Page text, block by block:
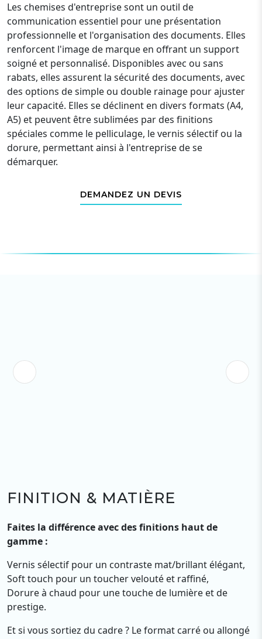
Les chemises d'entreprise sont un outil de
communication essentiel pour une présentation
professionnelle et l'organisation des documents. Elles
renforcent l'image de marque en offrant un support
soigné et personnalisé. Disponibles avec ou sans
rabats, elles assurent la sécurité des documents, avec
des options de simple ou double rainage pour ajuster
leur capacité. Elles se déclinent en divers formats (A4,
A5) et peuvent être sublimées par des finitions
spéciales comme le pelliculage, le vernis sélectif ou la
dorure, permettant ainsi à l'entreprise de se
démarquer.
DEMANDEZ UN DEVIS
FINITION & MATIÈRE
Faites la différence avec des finitions haut de
gamme :
Vernis sélectif pour un contraste mat/brillant élégant,
Soft touch pour un toucher velouté et raffiné,
Dorure à chaud pour une touche de lumière et de
prestige.
Et si vous sortiez du cadre ? Le format carré ou allongé